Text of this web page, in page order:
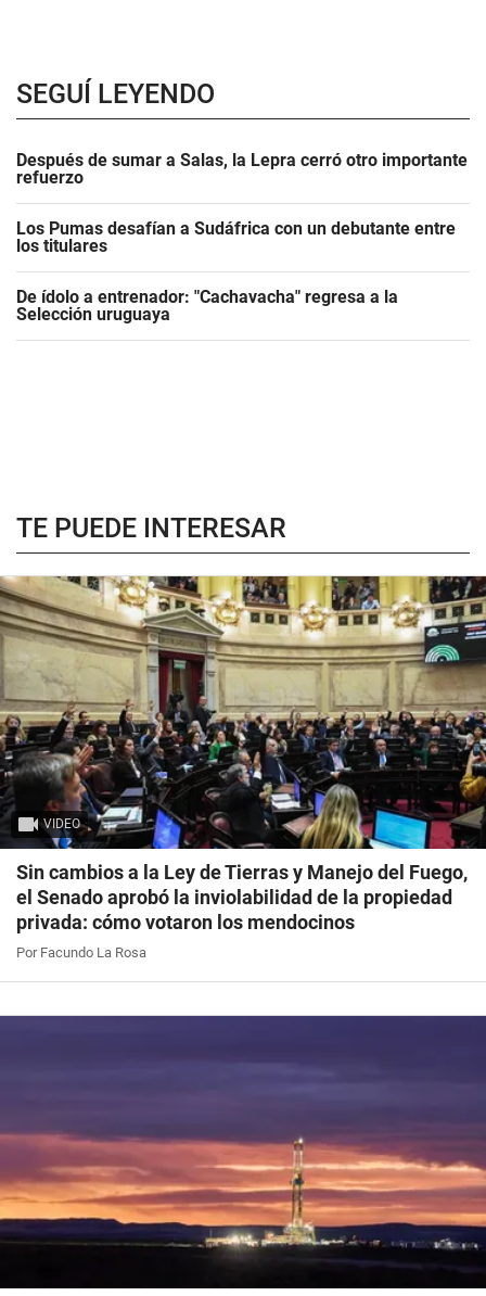
SEGUÍ LEYENDO
Después de sumar a Salas, la Lepra cerró otro importante
refuerzo
Los Pumas desafían a Sudáfrica con un debutante entre
los titulares
De ídolo a entrenador: "Cachavacha" regresa a la
Selección uruguaya
TE PUEDE INTERESAR
VIDEO
Sin cambios a la Ley de Tierras y Manejo del Fuego,
el Senado aprobó la inviolabilidad de la propiedad
privada: cómo votaron los mendocinos
Por Facundo La Rosa